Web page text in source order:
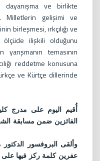
dayanışma ve birlikte
Milletlerin gelişimi ve
birleşmesi, ırkçılığı ve
ölçüde ilişkili olduğunu
temasının
reddetme konusuna
ve Kürtçe dillerinde
‏أُقيم اليوم على مدرج
الفائزين ضمن مسابقة
‏وألقى البروفسور
عفرين كلمة ركز فيها على